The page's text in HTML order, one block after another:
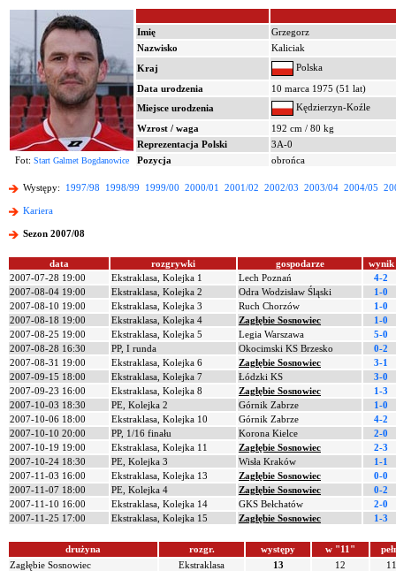
Imię
Grzegorz
Nazwisko
Kaliciak
Kraj
Polska
Data urodzenia
10 marca 1975 (51 lat)
Miejsce urodzenia
Kędzierzyn-Koźle
Wzrost / waga
192 cm / 80 kg
Reprezentacja Polski
3A-0
Fot: Start Galmet Bogdanowice Pozycja obrońca
Występy: 1997/98 1998/99 1999/00 2000/01 2001/02 2002/03 2003/04 2004/05
Kariera
Sezon 2007/08
data rozgrywki gospodarze
wynik
2007-07-28 19:00
Ekstraklasa, Kolejka 1 Lech Poznań
4-2
2007-08-04 19:00
Ekstraklasa, Kolejka 2 Odra Wodzisław Śląski
1-0
2007-08-10 19:00
Ekstraklasa, Kolejka 3 Ruch Chorzów
1-0
2007-08-18 19:00
Ekstraklasa, Kolejka 4 Zagłębie Sosnowiec
1-0
2007-08-25 19:00
Ekstraklasa, Kolejka 5 Legia Warszawa
5-0
2007-08-28 16:30
PP, I runda Okocimski KS Brzesko
0-2
2007-08-31 19:00
Ekstraklasa, Kolejka 6 Zagłębie Sosnowiec
3-1
2007-09-15 18:00
Ekstraklasa, Kolejka 7 Łódzki KS
3-0
2007-09-23 16:00
Ekstraklasa, Kolejka 8 Zagłębie Sosnowiec
1-3
2007-10-03 18:30
PE, Kolejka 2 Górnik Zabrze
1-0
2007-10-06 18:00
Ekstraklasa, Kolejka 10 Górnik Zabrze
4-2
2007-10-10 20:00
PP, 1/16 finału Korona Kielce
2-0
2007-10-19 19:00
Ekstraklasa, Kolejka 11 Zagłębie Sosnowiec
2-3
2007-10-24 18:30
PE, Kolejka 3 Wisła Kraków
1-1
2007-11-03 16:00
Ekstraklasa, Kolejka 13 Zagłębie Sosnowiec
0-0
2007-11-07 18:00
PE, Kolejka 4 Zagłębie Sosnowiec
0-2
2007-11-10 16:00
Ekstraklasa, Kolejka 14 GKS Bełchatów
2-0
2007-11-25 17:00
Ekstraklasa, Kolejka 15 Zagłębie Sosnowiec 1-3
drużyna rozgr. występy w "11"
Zagłębie Sosnowiec
Ekstraklasa 13 12
11